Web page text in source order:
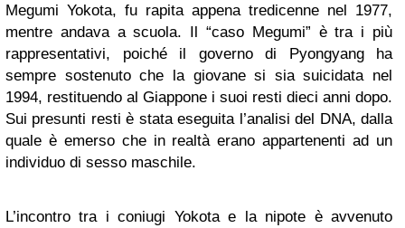
Megumi Yokota, fu rapita appena tredicenne nel 1977,
mentre andava a scuola. Il “caso Megumi” è tra i più
rappresentativi, poiché il governo di Pyongyang ha
sempre sostenuto che la giovane si sia suicidata nel
1994, restituendo al Giappone i suoi resti dieci anni dopo.
Sui presunti resti è stata eseguita l’analisi del DNA, dalla
quale è emerso che in realtà erano appartenenti ad un
individuo di sesso maschile.
L’incontro tra i coniugi Yokota e la nipote è avvenuto